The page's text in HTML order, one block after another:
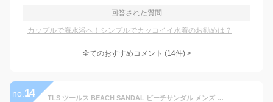
回答された質問
カップルで海水浴へ！シンプルでカッコイイ水着のお勧めは？
全てのおすすめコメント (14件) >
no. 14 TLS ツールス BEACH SANDAL ビーチサンダル メンズ おしゃれ サーフィン 海水浴 夏 マリンスポーツ